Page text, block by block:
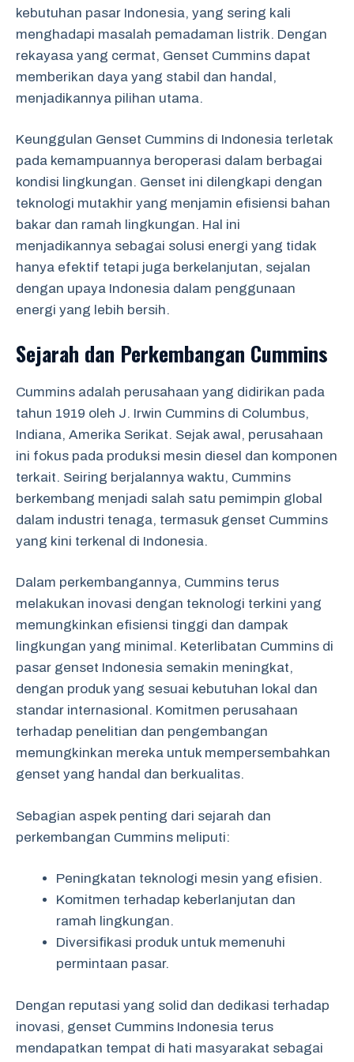
kebutuhan pasar Indonesia, yang sering kali
menghadapi masalah pemadaman listrik. Dengan
rekayasa yang cermat, Genset Cummins dapat
memberikan daya yang stabil dan handal,
menjadikannya pilihan utama.
Keunggulan Genset Cummins di Indonesia terletak
pada kemampuannya beroperasi dalam berbagai
kondisi lingkungan. Genset ini dilengkapi dengan
teknologi mutakhir yang menjamin efisiensi bahan
bakar dan ramah lingkungan. Hal ini
menjadikannya sebagai solusi energi yang tidak
hanya efektif tetapi juga berkelanjutan, sejalan
dengan upaya Indonesia dalam penggunaan
energi yang lebih bersih.
Sejarah dan Perkembangan Cummins
Cummins adalah perusahaan yang didirikan pada
tahun 1919 oleh J. Irwin Cummins di Columbus,
Indiana, Amerika Serikat. Sejak awal, perusahaan
ini fokus pada produksi mesin diesel dan komponen
terkait. Seiring berjalannya waktu, Cummins
berkembang menjadi salah satu pemimpin global
dalam industri tenaga, termasuk genset Cummins
yang kini terkenal di Indonesia.
Dalam perkembangannya, Cummins terus
melakukan inovasi dengan teknologi terkini yang
memungkinkan efisiensi tinggi dan dampak
lingkungan yang minimal. Keterlibatan Cummins di
pasar genset Indonesia semakin meningkat,
dengan produk yang sesuai kebutuhan lokal dan
standar internasional. Komitmen perusahaan
terhadap penelitian dan pengembangan
memungkinkan mereka untuk mempersembahkan
genset yang handal dan berkualitas.
Sebagian aspek penting dari sejarah dan
perkembangan Cummins meliputi:
Peningkatan teknologi mesin yang efisien.
Komitmen terhadap keberlanjutan dan
ramah lingkungan.
Diversifikasi produk untuk memenuhi
permintaan pasar.
Dengan reputasi yang solid dan dedikasi terhadap
inovasi, genset Cummins Indonesia terus
mendapatkan tempat di hati masyarakat sebagai